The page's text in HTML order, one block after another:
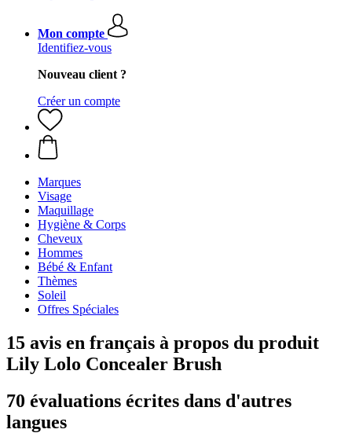
Mon compte
Identifiez-vous
Nouveau client ?
Créer un compte
Marques
Visage
Maquillage
Hygiène & Corps
Cheveux
Hommes
Bébé & Enfant
Thèmes
Soleil
Offres Spéciales
15 avis en français à propos du produit
Lily Lolo Concealer Brush
70 évaluations écrites dans d'autres
langues